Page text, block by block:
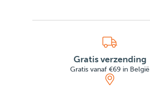
Gratis verzending
Gratis vanaf €69 in België